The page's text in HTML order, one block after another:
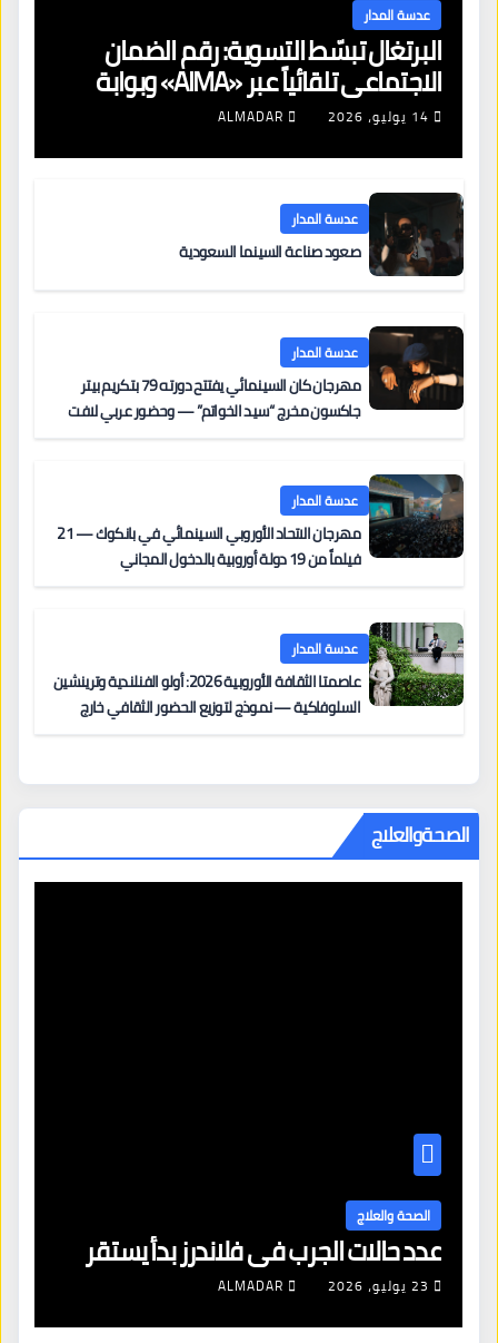
عدسة المدار
البرتغال تبسّط التسوية: رقم الضمان
الاجتماعي تلقائياً عبر «AIMA» وبوابة
جديدة لتجديد الإقامات
14 يوليو، 2026 ALMADAR
عدسة المدار
صعود صناعة السينما السعودية
عدسة المدار
مهرجان كان السينمائي يفتتح دورته 79 بتكريم بيتر
جاكسون مخرج “سيد الخواتم” — وحضور عربي لافت
عدسة المدار
مهرجان الاتحاد الأوروبي السينمائي في بانكوك — 21
فيلماً من 19 دولة أوروبية بالدخول المجاني
عدسة المدار
عاصمتا الثقافة الأوروبية 2026: أولو الفنلندية وترينشين
السلوفاكية — نموذج لتوزيع الحضور الثقافي خارج
الصحةوالعلاج
الصحة والعلاج
عدد حالات الجرب في فلاندرز بدأ يستقر
23 يوليو، 2026 ALMADAR